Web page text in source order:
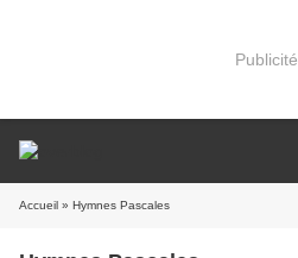
Publicité
Accueil » Hymnes Pascales